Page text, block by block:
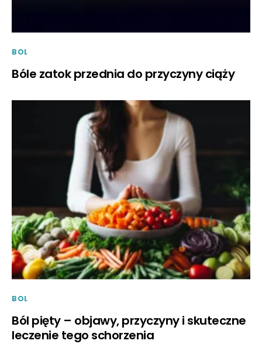
BOL
Bóle zatok przednia do przyczyny ciąży
BOL
Ból pięty – objawy, przyczyny i skuteczne
leczenie tego schorzenia